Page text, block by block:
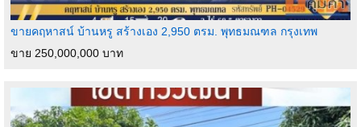
ขายคฤหาสน์ บ้านหรู สร้างเอง 2,950 ตรม. พุทธมณฑล กรุงเทพ
ขาย 250,000,000 บาท